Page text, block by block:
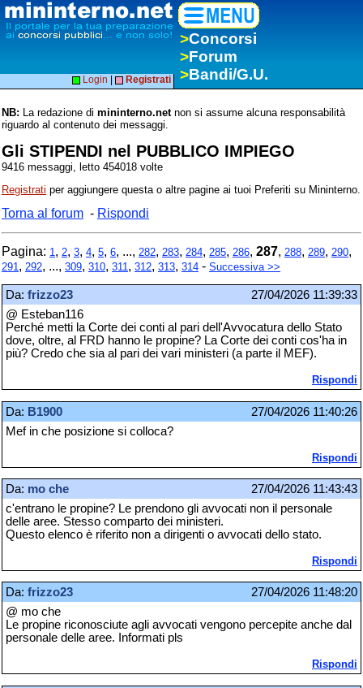
>Concorsi
>Forum
>Bandi/G.U.
Login Registrati
NB: La redazione di mininterno.netnon si assume alcuna responsabilità
riguardo al contenuto dei messaggi.
Gli STIPENDI nel PUBBLICO IMPIEGO
9416 messaggi, letto 454018 volte
Registrati per aggiungere questa o altre pagine ai tuoi Preferiti su Mininterno.
Torna al forum - Rispondi
Pagina: 1 , 2, 3, 4, 5, 6, ..., 282, 283, 284, 285, 286, 287, 288, 289, 290,
291 , 292, ..., 309, 310, 311 , 312, 313, 314 - Successiva >>
Da: frizzo23
27/04/2026 11:39:33
@ Esteban116
Perché metti la Corte dei conti al pari dell'Avvocatura dello Stato
dove, oltre, al FRD hanno le propine? La Corte dei conti cos'ha in
più? Credo che sia al pari dei vari ministeri (a parte il MEF).
Rispondi
Da: B1900
27/04/2026 11:40:26
Mef in che posizione si colloca?
Rispondi
Da: mo che
27/04/2026 11:43:43
c'entrano le propine? Le prendono gli avvocati non il personale
delle aree. Stesso comparto dei ministeri.
Questo elenco è riferito non a dirigenti o avvocati dello stato.
Rispondi
Da: frizzo23
27/04/2026 11:48:20
@ mo che
Le propine riconosciute agli avvocati vengono percepite anche dal
personale delle aree. Informati pls
Rispondi